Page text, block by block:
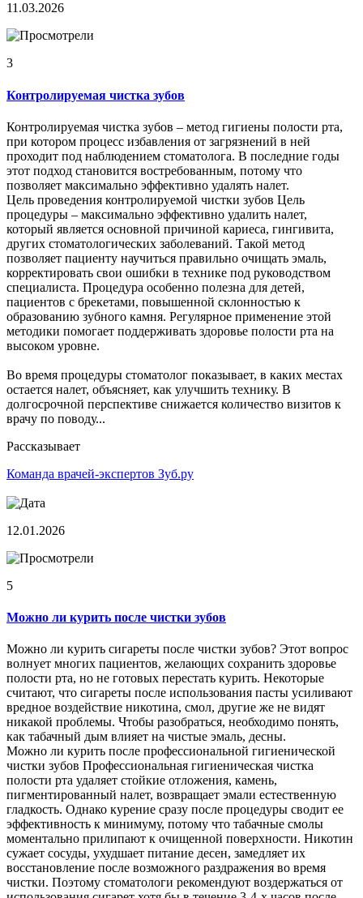
11.03.2026
3
Контролируемая чистка зубов
Контролируемая чистка зубов – метод гигиены полости рта,
при котором процесс избавления от загрязнений в ней
проходит под наблюдением стоматолога. В последние годы
этот подход становится востребованным, потому что
позволяет максимально эффективно удалять налет.
Цель проведения контролируемой чистки зубов Цель
процедуры – максимально эффективно удалить налет,
который является основной причиной кариеса, гингивита,
других стоматологических заболеваний. Такой метод
позволяет пациенту научиться правильно очищать эмаль,
корректировать свои ошибки в технике под руководством
специалиста. Процедура особенно полезна для детей,
пациентов с брекетами, повышенной склонностью к
образованию зубного камня. Регулярное применение этой
методики помогает поддерживать здоровье полости рта на
высоком уровне.
Во время процедуры стоматолог показывает, в каких местах
остается налет, объясняет, как улучшить технику. В
долгосрочной перспективе снижается количество визитов к
врачу по поводу...
Рассказывает
Команда врачей-экспертов Зуб.ру
12.01.2026
5
Можно ли курить после чистки зубов
Можно ли курить сигареты после чистки зубов? Этот вопрос
волнует многих пациентов, желающих сохранить здоровье
полости рта, но не готовых перестать курить. Некоторые
считают, что сигареты после использования пасты усиливают
вредное воздействие никотина, смол, другие же не видят
никакой проблемы. Чтобы разобраться, необходимо понять,
как табачный дым влияет на чистые эмаль, десны.
Можно ли курить после профессиональной гигиенической
чистки зубов Профессиональная гигиеническая чистка
полости рта удаляет стойкие отложения, камень,
пигментированный налет, возвращает эмали естественную
гладкость. Однако курение сразу после процедуры сводит ее
эффективность к минимуму, потому что табачные смолы
моментально прилипают к очищенной поверхности. Никотин
сужает сосуды, ухудшает питание десен, замедляет их
восстановление после возможного раздражения во время
чистки. Поэтому стоматологи рекомендуют воздержаться от